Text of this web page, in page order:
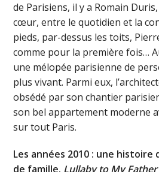
de Parisiens, il y a Romain
cœur, entre le quotidien et la
pieds, par-dessus les toits,
comme pour la première fois…
une mélopée parisienne de
plus vivant. Parmi eux,
obsédé par son chantier
son bel appartement moderne
sur tout Paris.
Les années 2010 : une
de famille. Lullaby to My Father